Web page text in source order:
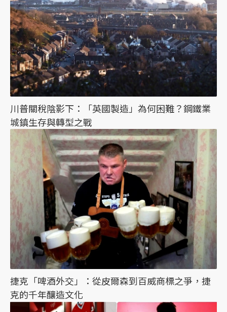
川普關稅陰影下：「英國製造」為何困難？鋼鐵業
城鎮生存與轉型之戰
捷克「啤酒外交」：從皮爾森到百威商標之爭，捷
克的千年釀造文化